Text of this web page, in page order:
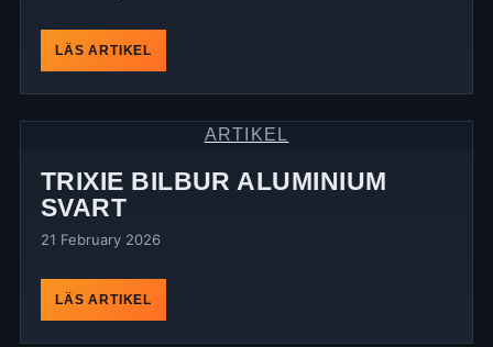
LÄS ARTIKEL
ARTIKEL
TRIXIE BILBUR ALUMINIUM
SVART
21 February 2026
LÄS ARTIKEL